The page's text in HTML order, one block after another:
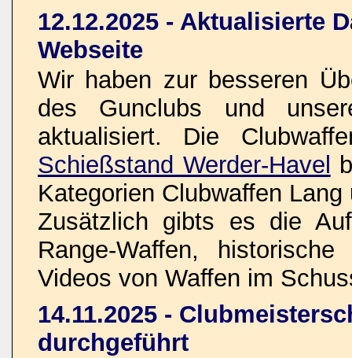
12.12.2025 - Aktualisierte
Webseite
Wir haben zur besseren
des Gunclubs und
aktualisiert. Die
Schießstand Werder-Havel
Kategorien Clubwaffen Lang
Zusätzlich gibts es die
Range-Waffen,
Videos von Waffen im
14.11.2025 -
durchgeführt